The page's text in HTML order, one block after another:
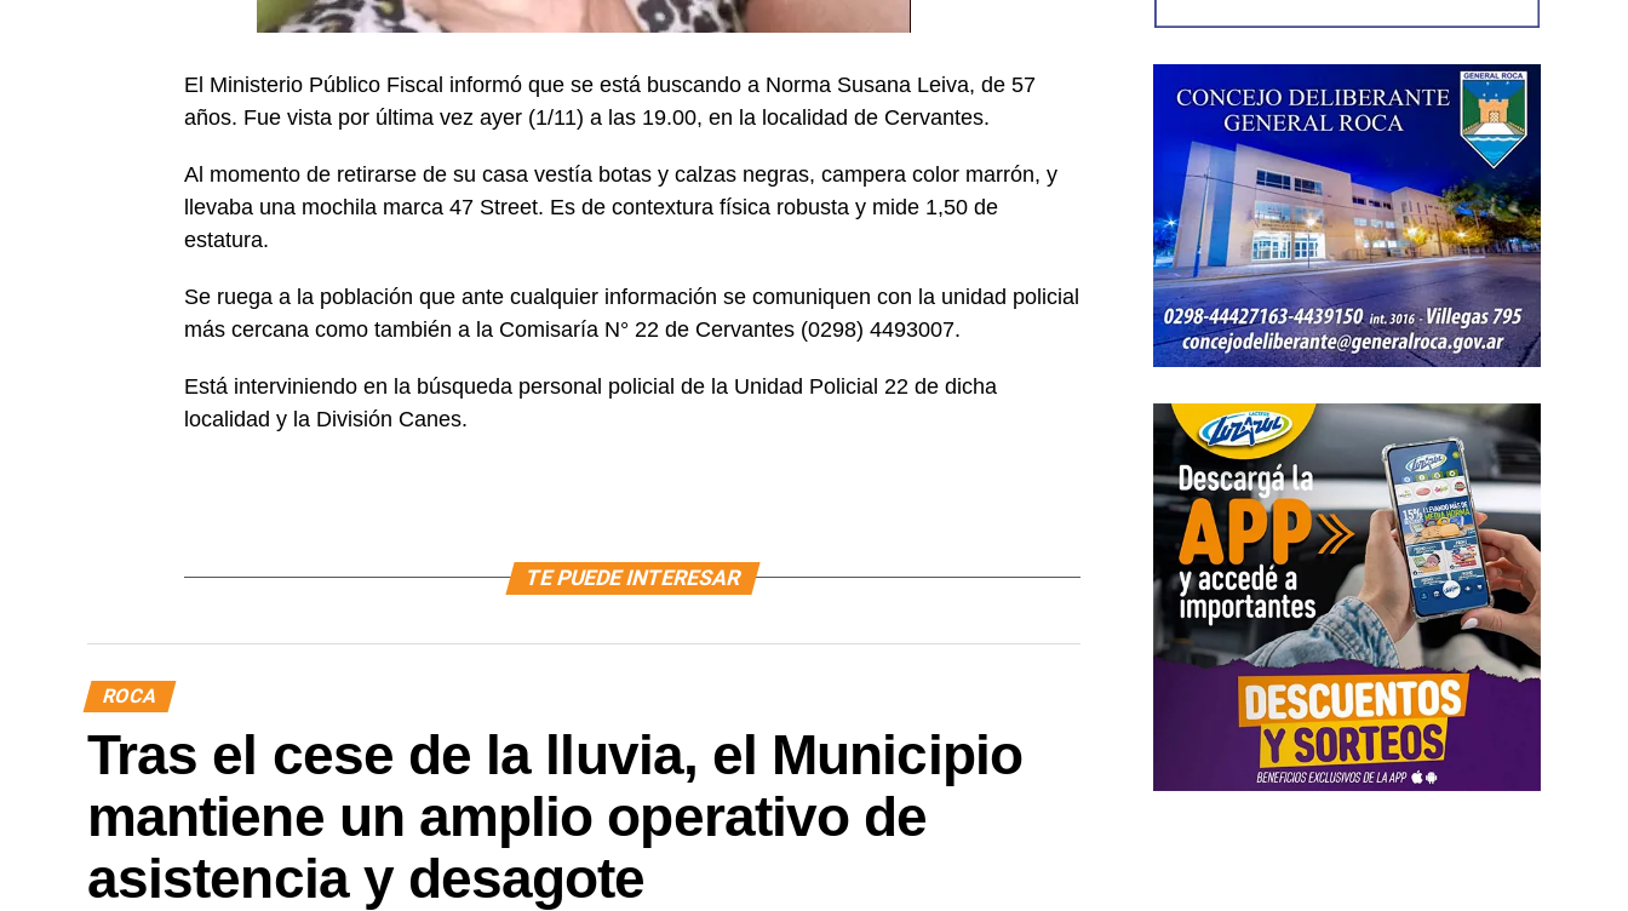
El Ministerio Público Fiscal informó que se está buscando a Norma Susana Leiva, de 57
años. Fue vista por última vez ayer (1/11) a las 19.00, en la localidad de Cervantes.
Al momento de retirarse de su casa vestía botas y calzas negras, campera color marrón, y
llevaba una mochila marca 47 Street. Es de contextura física robusta y mide 1,50 de
estatura.
Se ruega a la población que ante cualquier información se comuniquen con la unidad policial
más cercana como también a la Comisaría N° 22 de Cervantes (0298) 4493007.
Está interviniendo en la búsqueda personal policial de la Unidad Policial 22 de dicha
localidad y la División Canes.
TE PUEDE INTERESAR
ROCA
Tras el cese de la lluvia, el Municipio
mantiene un amplio operativo de
asistencia y desagote